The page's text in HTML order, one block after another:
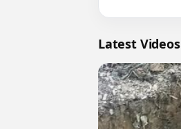
Latest Videos